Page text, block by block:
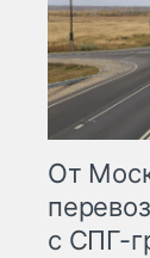
От
с СПГ-